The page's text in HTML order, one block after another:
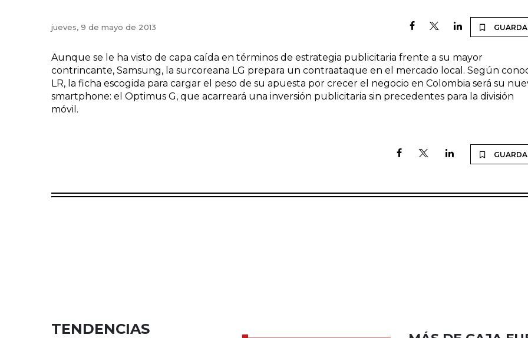
jueves, 9 de mayo de 2013
Aunque se le ha visto de capa caída en términos de estrategia publicitaria frente a su mayor
contrincante, Samsung, la surcoreana LG prepara un contraataque en el mercado local. Según
LR, la ficha escogida para cargar el peso de su apuesta por crecer el negocio en Colombia será su
smartphone: el Optimus G, que acarreará una inversión publicitaria sin precedentes para la división
móvil.
TENDENCIAS